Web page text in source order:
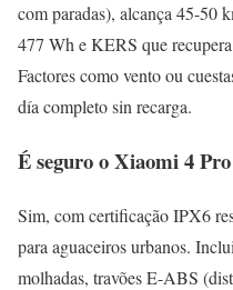
com paradas), alcança 45-50
477 Wh e KERS que
Factores como vento ou
día completo sin recarga.
É seguro o Xiaomi 4
Sim, com certificação IPX6
para aguaceiros urbanos.
molhadas, travões E-ABS